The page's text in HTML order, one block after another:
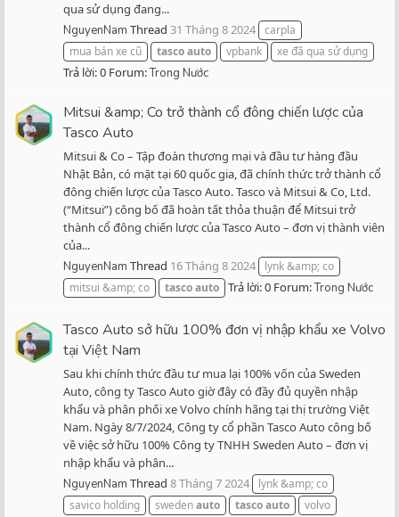
qua sử dụng đang...
NguyenNam Thread 31 Tháng 8 2024 carpla
mua bán xe cũ
tascoauto vpbank xe đã qua sử dụng
Trả lời: 0 Forum:Trong Nước
Mitsui &amp; Co trở thành cổ đông chiến lược của
Tasco Auto
Mitsui & Co – Tập đoàn thương mại và đầu tư hàng đầu
Nhật Bản, có mặt tại 60 quốc gia, đã chính thức trở thành cổ
đông chiến lược của Tasco Auto. Tasco và Mitsui & Co, Ltd.
(“Mitsui”) công bố đã hoàn tất thỏa thuận để Mitsui trở
thành cổ đông chiến lược của Tasco Auto – đơn vị thành viên
của...
NguyenNam Thread 16 Tháng 8 2024
lynk &amp; co
mitsui &amp; co
tascoauto Trả lời: 0 Forum:Trong Nước
Tasco Auto sở hữu 100% đơn vị nhập khẩu xe Volvo
tại Việt Nam
Sau khi chính thức đầu tư mua lại 100% vốn của Sweden
Auto, công ty Tasco Auto giờ đây có đầy đủ quyền nhập
khẩu và phân phối xe Volvo chính hãng tại thị trường Việt
Nam. Ngày 8/7/2024, Công ty cổ phần Tasco Auto công bố
về việc sở hữu 100% Công ty TNHH Sweden Auto – đơn vị
nhập khẩu và phân...
NguyenNam Thread 8 Tháng 7 2024
lynk &amp; co
savico holding
swedenauto tascoauto
volvo